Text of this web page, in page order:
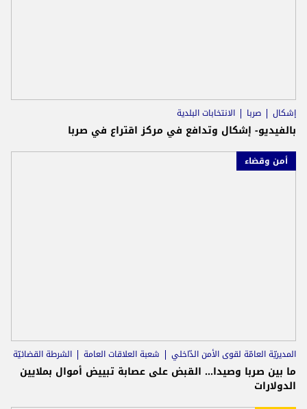
إشكال صربا الانتخابات البلدية
بالفيديو- إشكال وتدافع في مركز اقتراع في صربا
أمن وقضاء
المديريّة العامّة لقوى الأمن الدّاخلي شعبة العلاقات العامة الشرطة القضائيّة
ما بين صربا وصيدا... القبض على عصابة تبييض أموال بملايين
الدولارات